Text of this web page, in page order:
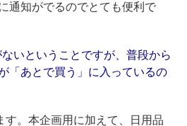
通知がでるのでとても便利で
いということですが、普段から
「あとで買う」に入っているの
す。本企画用に加えて、日用品